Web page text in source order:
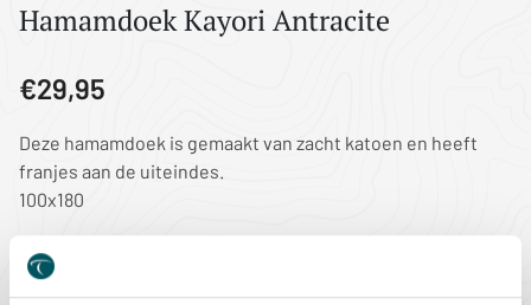
Hamamdoek Kayori Antracite
€29,95
Deze hamamdoek is gemaakt van zacht katoen en heeft
franjes aan de uiteindes.
100x180
CATEGORIE
ART. NUMMER KAY00887723